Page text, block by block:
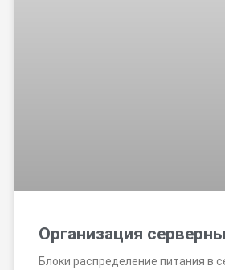
Организация
Блоки распределение питания в